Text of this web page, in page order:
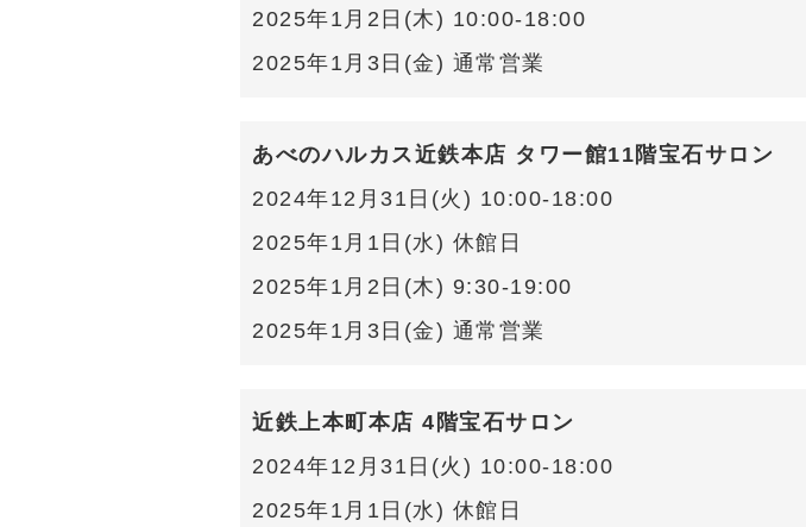
2025年1月2日(木) 10:00-18:00
2025年1月3日(金) 通常営業
あべのハルカス近鉄本店 タワー館11階宝石サロン
2024年12月31日(火) 10:00-18:00
2025年1月1日(水) 休館日
2025年1月2日(木) 9:30-19:00
2025年1月3日(金) 通常営業
近鉄上本町本店 4階宝石サロン
2024年12月31日(火) 10:00-18:00
2025年1月1日(水) 休館日